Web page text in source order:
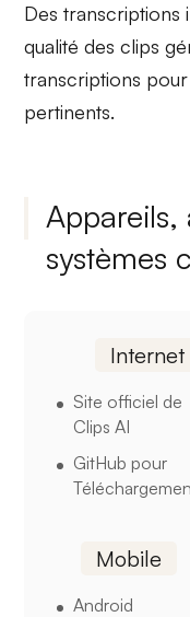
Destranscriptions
qualité des clips
transcriptions
pertinents.
systèmes
Internet
Site officiel de
Clips AI
GitHub pour
Mobile
Android